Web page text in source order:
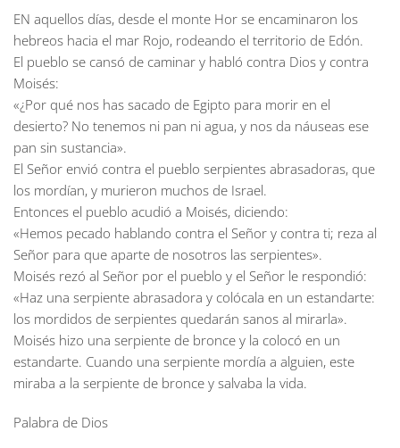
EN aquellos días, desde el monte Hor se encaminaron los
hebreos hacia el mar Rojo, rodeando el territorio de Edón.
El pueblo se cansó de caminar y habló contra Dios y contra
Moisés:
«¿Por qué nos has sacado de Egipto para morir en el
desierto? No tenemos ni pan ni agua, y nos da náuseas ese
pan sin sustancia».
El Señor envió contra el pueblo serpientes abrasadoras, que
los mordían, y murieron muchos de Israel.
Entonces el pueblo acudió a Moisés, diciendo:
«Hemos pecado hablando contra el Señor y contra ti; reza al
Señor para que aparte de nosotros las serpientes».
Moisés rezó al Señor por el pueblo y el Señor le respondió:
«Haz una serpiente abrasadora y colócala en un estandarte:
los mordidos de serpientes quedarán sanos al mirarla».
Moisés hizo una serpiente de bronce y la colocó en un
estandarte. Cuando una serpiente mordía a alguien, este
miraba a la serpiente de bronce y salvaba la vida.
Palabra de Dios